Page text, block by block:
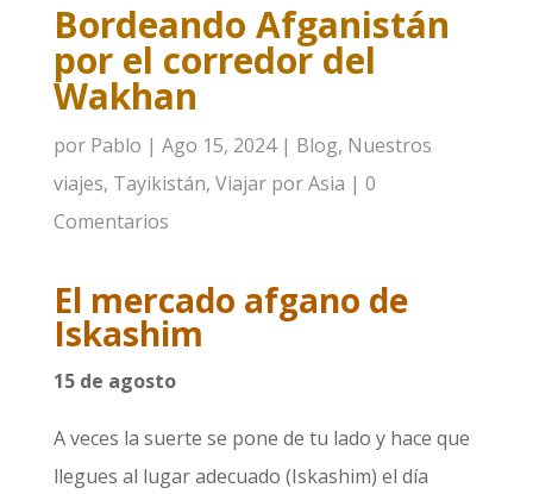
Bordeando Afganistán
por el corredor del
Wakhan
por Pablo | Ago 15, 2024| Blog, Nuestros
viajes, Tayikistán, Viajar por Asia | 0
Comentarios
El mercado afgano de
Iskashim
15 de agosto
A veces la suerte se pone de tu lado y hace que
llegues al lugar adecuado (Iskashim) el día